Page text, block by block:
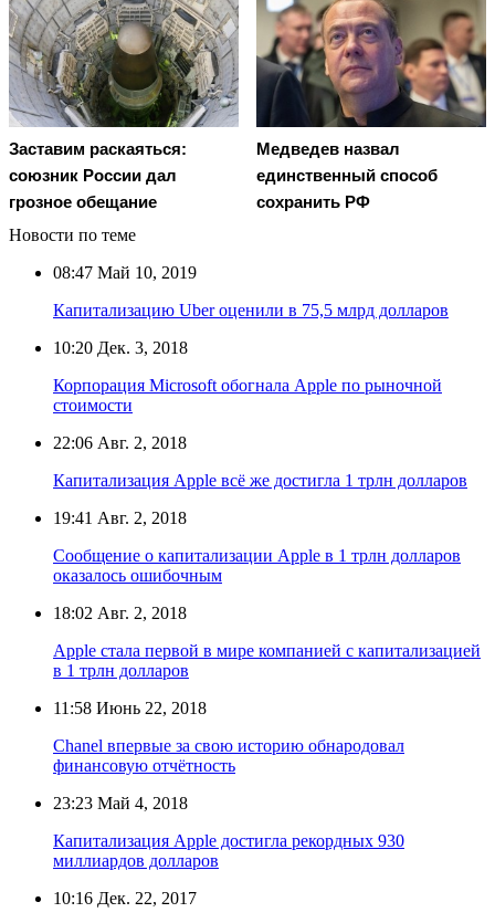
Заставим раскаяться:
союзник России дал
грозное обещание
Медведев назвал
единственный способ
сохранить РФ
Новости по теме
08:47 Май 10, 2019
Капитализацию Uber оценили в 75,5 млрд долларов
10:20 Дек. 3, 2018
Корпорация Microsoft обогнала Apple по рыночной
стоимости
22:06 Авг. 2, 2018
Капитализация Apple всё же достигла 1 трлн долларов
19:41 Авг. 2, 2018
Сообщение о капитализации Apple в 1 трлн долларов
оказалось ошибочным
18:02 Авг. 2, 2018
Apple стала первой в мире компанией с капитализацией
в 1 трлн долларов
11:58 Июнь 22, 2018
Chanel впервые за свою историю обнародовал
финансовую отчётность
23:23 Май 4, 2018
Капитализация Apple достигла рекордных 930
миллиардов долларов
10:16 Дек. 22, 2017